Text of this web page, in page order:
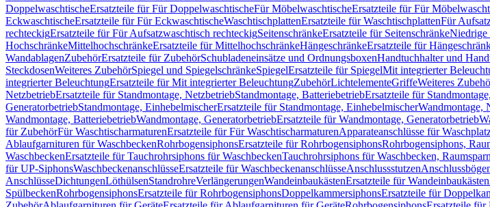
DoppelwaschtischeErsatzteile für Für DoppelwaschtischeFür MöbelwaschtischeErsatzteile für Für
EckwaschtischeErsatzteile für Für EckwaschtischeWaschtischplattenErsatzteile für WaschtischplattenFür
rechteckigErsatzteile für Für Aufsatzwaschtisch rechteckigSeitenschränkeErsatzteile für SeitenschränkeNiedrige
HochschränkeMittelhochschränkeErsatzteile für MittelhochschränkeHängeschränkeErsatzteile für
WandablagenZubehörErsatzteile für ZubehörSchubladeneinsätze und OrdnungsboxenHandtuchhalter und
SteckdosenWeiteres ZubehörSpiegel und SpiegelschränkeSpiegelErsatzteile für SpiegelMit integrierter
integrierter BeleuchtungErsatzteile für Mit integrierter BeleuchtungZubehörLichtelementeGriffeWeiteres
NetzbetriebErsatzteile für Standmontage, NetzbetriebStandmontage, BatteriebetriebErsatzteile für
GeneratorbetriebStandmontage, EinhebelmischerErsatzteile für Standmontage, EinhebelmischerWandmontage,
Wandmontage, BatteriebetriebWandmontage, GeneratorbetriebErsatzteile für Wandmontage, Generatorbetrieb
für ZubehörFür WaschtischarmaturenErsatzteile für Für WaschtischarmaturenApparateanschlüsse für
Ablaufgarnituren für WaschbeckenRohrbogensiphonsErsatzteile für RohrbogensiphonsRohrbogensiphons,
WaschbeckenErsatzteile für Tauchrohrsiphons für WaschbeckenTauchrohrsiphons für Waschbecken,
für UP-SiphonsWaschbeckenanschlüsseErsatzteile für WaschbeckenanschlüsseAnschlussstutzen
AnschlüsseDichtungenLöthülsenStandrohreVerlängerungenWandeinbaukästenErsatzteile für Wandeinbaukästen
SpülbeckenRohrbogensiphonsErsatzteile für RohrbogensiphonsDoppelkammersiphonsErsatzteile für